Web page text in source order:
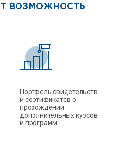
ВОЗМОЖНОСТЬ
Портфель свидетельств
и сертификатов о
прохождении
дополнительных курсов
и программ